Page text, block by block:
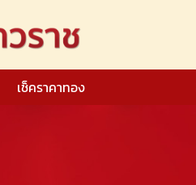
เช็คราคาทอง